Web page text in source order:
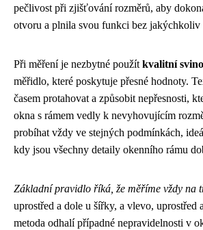
pečlivost při zjišťování rozměrů, aby
otvoru a plnila svou funkci bez jakýchkoliv
Při měření je nezbytné použít kvalitní
měřidlo, které poskytuje přesné hodnoty.
časem protahovat a způsobit nepřesnosti,
okna s rámem vedly k nevyhovujícím
probíhat vždy ve stejných podmínkách,
kdy jsou všechny detaily okenního rámu
Základní pravidlo říká, že měříme vždy na
uprostřed a dole u šířky, a vlevo, uprostřed
metoda odhalí případné nepravidelnosti v